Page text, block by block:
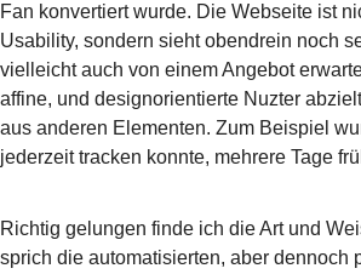
Fan konvertiert wurde. Die Webseite ist
Usability, sondern sieht obendrein noch
vielleicht auch von einem Angebot
affine, und designorientierte Nuzter
aus anderen Elementen. Zum Beispiel
jederzeit tracken konnte, mehrere Tage
Richtig gelungen finde ich die Art und
sprich die automatisierten, aber dennoch